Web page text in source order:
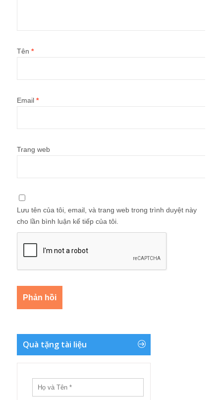
Tên *
Email *
Trang web
Lưu tên của tôi, email, và trang web trong trình duyệt này
cho lần bình luận kế tiếp của tôi.
Quà tặng tài liệu